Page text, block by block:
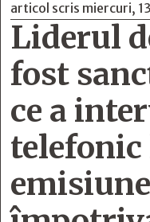
articol scris miercuri,
Liderul
fost
ce a
telefonic